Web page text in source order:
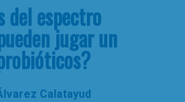
del espectro
jugar un
Calatayud